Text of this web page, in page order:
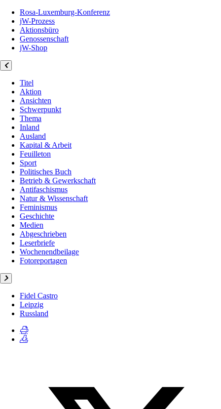
Rosa-Luxemburg-Konferenz
jW-Prozess
Aktionsbüro
Genossenschaft
jW-Shop
Titel
Aktion
Ansichten
Schwerpunkt
Thema
Inland
Ausland
Kapital & Arbeit
Feuilleton
Sport
Politisches Buch
Betrieb & Gewerkschaft
Antifaschismus
Natur & Wissenschaft
Feminismus
Geschichte
Medien
Abgeschrieben
Leserbriefe
Wochenendbeilage
Fotoreportagen
Fidel Castro
Leipzig
Russland